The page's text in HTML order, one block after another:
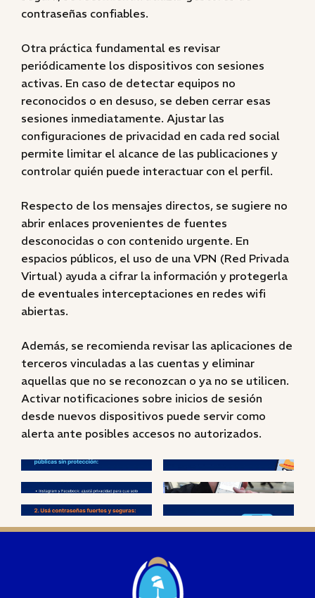
contraseñas confiables.
Otra práctica fundamental es revisar
periódicamente los dispositivos con sesiones
activas. En caso de detectar equipos no
reconocidos o en desuso, se deben cerrar esas
sesiones inmediatamente. Ajustar las
configuraciones de privacidad en cada red social
permite limitar el alcance de las publicaciones y
controlar quién puede interactuar con el perfil.
Respecto de los mensajes directos, se sugiere no
abrir enlaces provenientes de fuentes
desconocidas o con contenido urgente. En
espacios públicos, el uso de una VPN (Red Privada
Virtual) ayuda a cifrar la información y protegerla
de eventuales interceptaciones en redes wifi
abiertas.
Además, se recomienda revisar las aplicaciones de
terceros vinculadas a las cuentas y eliminar
aquellas que no se reconozcan o ya no se utilicen.
Activar notificaciones sobre inicios de sesión
desde nuevos dispositivos puede servir como
alerta ante posibles accesos no autorizados.